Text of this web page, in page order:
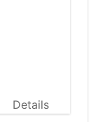
Details